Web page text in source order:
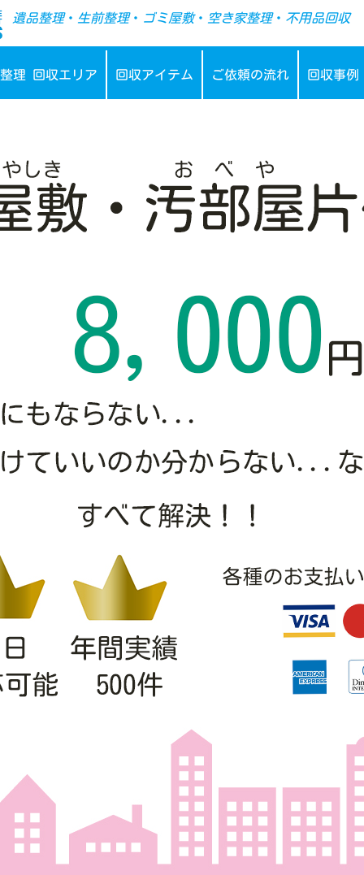
-->
遺品整理・ 生前整理・ ゴミ屋敷・ 空き家整理・ 不用品回収
理 回収エリア 回収アイテム ご依頼の流れ 回収事例